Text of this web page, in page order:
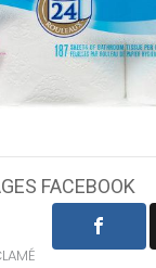
FACEBOOK